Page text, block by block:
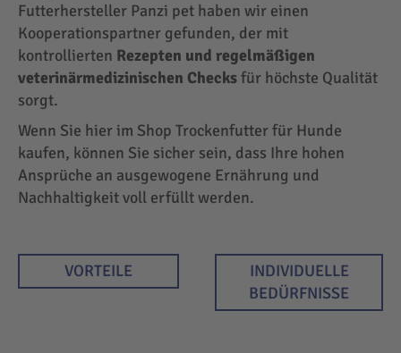
Futterhersteller Panzi pet haben wir einen
Kooperationspartner gefunden, der mit
kontrollierten Rezepten und regelmäßigen
veterinärmedizinischen Checksfür höchste Qualität
sorgt.
Wenn Sie hier im Shop Trockenfutter für Hunde
kaufen, können Sie sicher sein, dass Ihre hohen
Ansprüche an ausgewogene Ernährung und
Nachhaltigkeit voll erfüllt werden.
VORTEILE
INDIVIDUELLE
BEDÜRFNISSE